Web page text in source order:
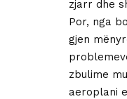
zjarr dhe
Por, nga
gjen
zbulime
aeroplani